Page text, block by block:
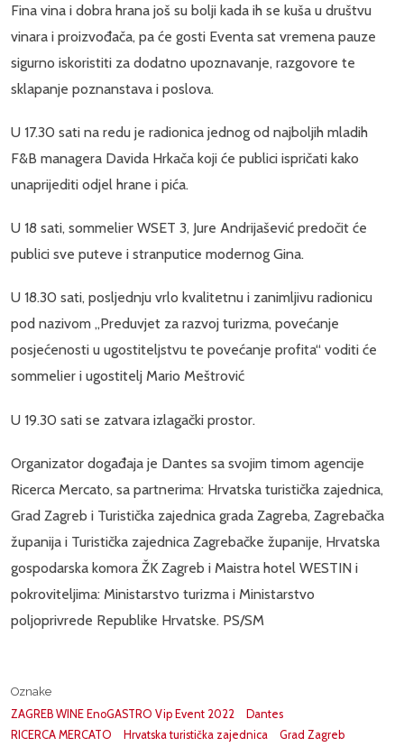
Fina vina i dobra hrana još su bolji kada ih se kuša u društvu
vinara i proizvođača, pa će gosti Eventa sat vremena pauze
sigurno iskoristiti za dodatno upoznavanje, razgovore te
sklapanje poznanstava i poslova.
U 17.30 sati na redu je radionica jednog od najboljih mladih
F&B managera Davida Hrkača koji će publici ispričati kako
unaprijediti odjel hrane i pića.
U 18 sati, sommelier WSET 3, Jure Andrijašević predočit će
publici sve puteve i stranputice modernog Gina.
U 18.30 sati, posljednju vrlo kvalitetnu i zanimljivu radionicu
pod nazivom „Preduvjet za razvoj turizma, povećanje
posjećenosti u ugostiteljstvu te povećanje profita“ voditi će
sommelier i ugostitelj Mario Meštrović
U 19.30 sati se zatvara izlagački prostor.
Organizator događaja je Dantes sa svojim timom agencije
Ricerca Mercato, sa partnerima: Hrvatska turistička zajednica,
Grad Zagreb i Turistička zajednica grada Zagreba, Zagrebačka
županija i Turistička zajednica Zagrebačke županije, Hrvatska
gospodarska komora ŽK Zagreb i Maistra hotel WESTIN i
pokroviteljima: Ministarstvo turizma i Ministarstvo
poljoprivrede Republike Hrvatske. PS/SM
Oznake
ZAGREB WINE EnoGASTRO Vip Event 2022
Dantes
RICERCA MERCATO
Hrvatska turistička zajednica
Grad Zagreb